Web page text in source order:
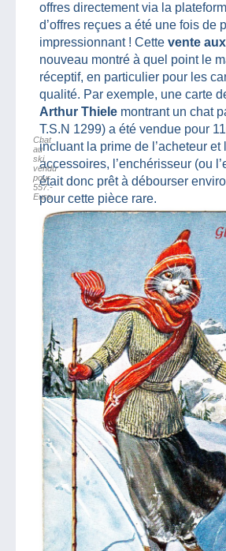
offres directement via la
d’offres reçues a été une fois de
impressionnant ! Cette vente
nouveau montré à quel point le
réceptif, en particulier pour les
qualité. Par exemple, une carte
Arthur Thiele montrant un chat
T.S.N 1299) a été vendue pour
incluant la prime de l’acheteur et
accessoires, l’enchérisseur (ou
était donc prêt à débourser
pour cette pièce rare.
Chat
au
ski,
vendu
pour
557.-
Euro